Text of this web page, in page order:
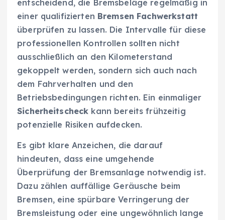
entscheidend, die Bremsbeläge regelmäßig in
einer qualifizierten Bremsen Fachwerkstatt
überprüfen zu lassen. Die Intervalle für diese
professionellen Kontrollen sollten nicht
ausschließlich an den Kilometerstand
gekoppelt werden, sondern sich auch nach
dem Fahrverhalten und den
Betriebsbedingungen richten. Ein einmaliger
Sicherheitscheck kann bereits frühzeitig
potenzielle Risiken aufdecken.
Es gibt klare Anzeichen, die darauf
hindeuten, dass eine umgehende
Überprüfung der Bremsanlage notwendig ist.
Dazu zählen auffällige Geräusche beim
Bremsen, eine spürbare Verringerung der
Bremsleistung oder eine ungewöhnlich lange